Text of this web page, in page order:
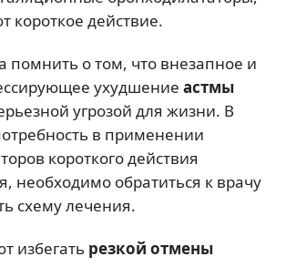
короткое действие.
помнить о том, что внезапное и
ухудшение астмы
угрозой для жизни. В
в применении
короткого действия
необходимо обратиться к врачу
схему лечения.
избегать резкой отмены